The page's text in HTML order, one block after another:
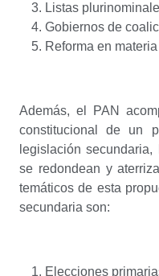
Listas
Gobiernos de
Reforma en
Además, el PAN
constitucional de un
legislación
se redondean y
temáticos de esta
secundaria son:
Elecciones